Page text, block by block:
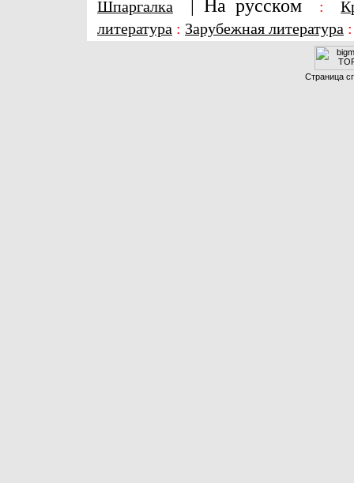
Шпаргалка | На русском :
литература : Зарубежная литература
Страница